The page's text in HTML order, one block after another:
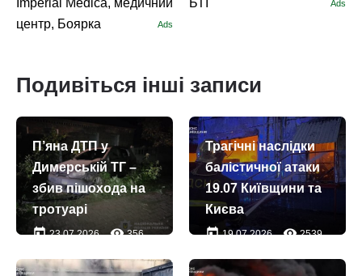
Imperial Medica, медичний
центр, Боярка
Ads
БТІ Ads
Подивіться інші записи
П’яна ДТП у
Димерській ТГ –
збив пішохода на
тротуарі
today23.07.2026 remove_red_eye356
Трагічні наслідки
балістичної атаки
19.07 Київщини та
Києва
today19.07.2026 remove_red_eye2539